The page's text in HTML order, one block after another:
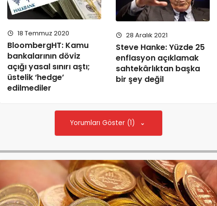
18 Temmuz 2020
BloombergHT: Kamu
bankalarının döviz
açığı yasal sınırı aştı;
üstelik ‘hedge’
edilmediler
28 Aralık 2021
Steve Hanke: Yüzde 25
enflasyon açıklamak
sahtekârlıktan başka
bir şey değil
Yorumları Göster (1)